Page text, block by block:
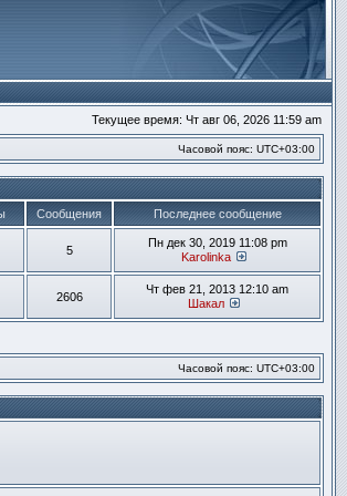
Текущее время: Чт авг 06, 2026 11:59 am
Часовой пояс: UTC+03:00
Сообщения Последнее сообщение
5
Пн дек 30, 2019 11:08 pm
Karolinka
2606
Чт фев 21, 2013 12:10 am
Шакал
Часовой пояс: UTC+03:00